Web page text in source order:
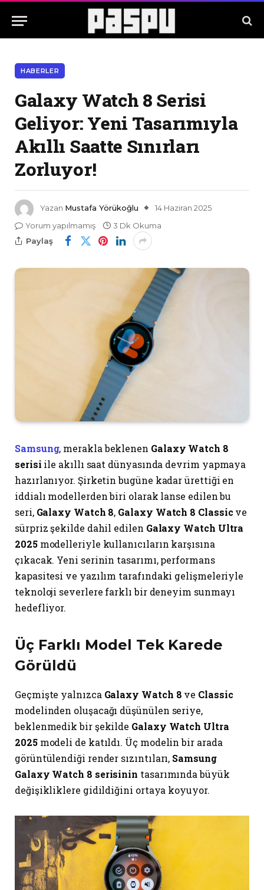
HABERLER
Galaxy Watch 8 Serisi
Geliyor: Yeni Tasarımıyla
Akıllı Saatte Sınırları
Zorluyor!
Yazan Mustafa Yörükoğlu
14 Haziran 2025
Yorum yapılmamış
3 Dk Okuma
Paylaş
Samsung, merakla beklenen Galaxy Watch 8
serisi ile akıllı saat dünyasında devrim yapmaya
hazırlanıyor. Şirketin bugüne kadar ürettiği en
iddialı modellerden biri olarak lanse edilen bu
seri, Galaxy Watch 8, Galaxy Watch 8 Classic ve
sürpriz şekilde dahil edilen Galaxy Watch Ultra
2025modelleriyle kullanıcıların karşısına
çıkacak. Yeni serinin tasarımı, performans
kapasitesi ve yazılım tarafındaki gelişmeleriyle
teknoloji severlere farklı bir deneyim sunmayı
hedefliyor.
Üç Farklı Model Tek Karede
Görüldü
Geçmişte yalnızca Galaxy Watch 8 ve Classic
modelinden oluşacağı düşünülen seriye,
beklenmedik bir şekilde Galaxy Watch Ultra
2025modeli de katıldı. Üç modelin bir arada
görüntülendiği render sızıntıları, Samsung
Galaxy Watch 8 serisinin tasarımında büyük
değişikliklere gidildiğini ortaya koyuyor.